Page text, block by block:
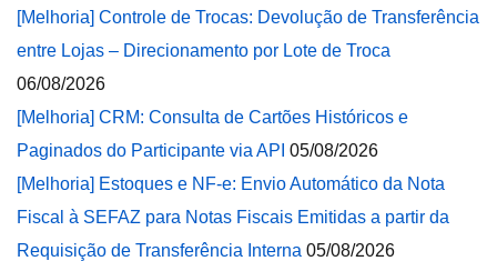
[Melhoria] Controle de Trocas: Devolução de Transferência
entre Lojas – Direcionamento por Lote de Troca
06/08/2026
[Melhoria] CRM: Consulta de Cartões Históricos e
Paginados do Participante via API 05/08/2026
[Melhoria] Estoques e NF-e: Envio Automático da Nota
Fiscal à SEFAZ para Notas Fiscais Emitidas a partir da
Requisição de Transferência Interna 05/08/2026